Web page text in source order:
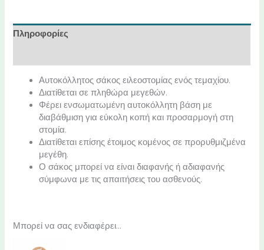
Πληροφορίες
Αυτοκόλλητος σάκος ειλεοστομίας ενός τεμαχίου.
Διατίθεται σε πληθώρα μεγεθών.
Φέρει ενσωματωμένη αυτοκόλλητη βάση με
διαβάθμιση για εύκολη κοπή και προσαρμογή στη
στομία.
Διατίθεται επίσης έτοιμος κομένος σε προρυθμιζμένα
μεγέθη.
Ο σάκος μπορεί να είναι διαφανής ή αδιαφανής
σύμφωνα με τις απαιτήσεις του ασθενούς.
Μπορεί να σας ενδιαφέρει...